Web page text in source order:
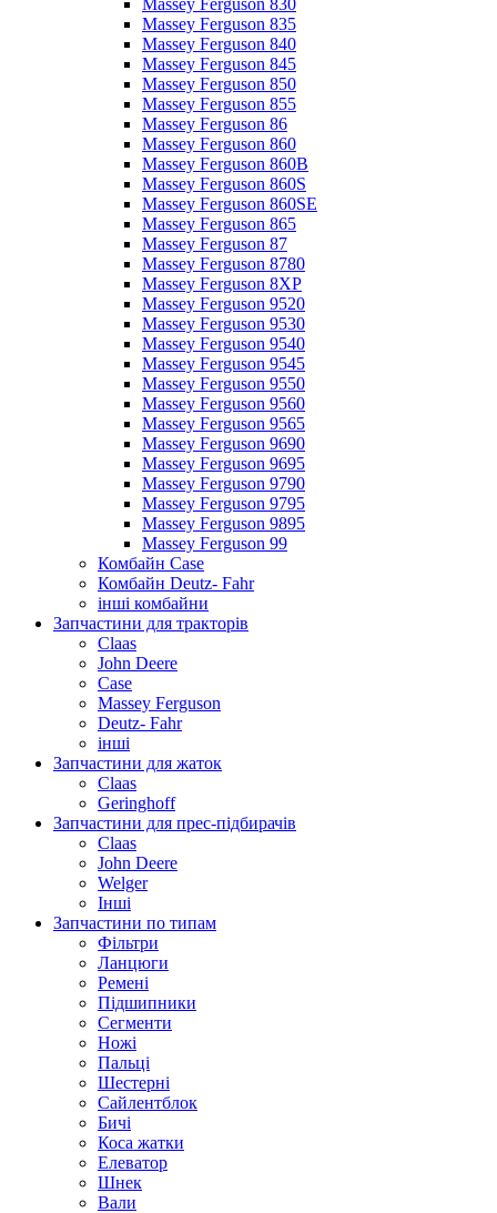
Massey Ferguson 830
Massey Ferguson 835
Massey Ferguson 840
Massey Ferguson 845
Massey Ferguson 850
Massey Ferguson 855
Massey Ferguson 86
Massey Ferguson 860
Massey Ferguson 860B
Massey Ferguson 860S
Massey Ferguson 860SE
Massey Ferguson 865
Massey Ferguson 87
Massey Ferguson 8780
Massey Ferguson 8XP
Massey Ferguson 9520
Massey Ferguson 9530
Massey Ferguson 9540
Massey Ferguson 9545
Massey Ferguson 9550
Massey Ferguson 9560
Massey Ferguson 9565
Massey Ferguson 9690
Massey Ferguson 9695
Massey Ferguson 9790
Massey Ferguson 9795
Massey Ferguson 9895
Massey Ferguson 99
Комбайн Case
Комбайн Deutz- Fahr
інші комбайни
Запчастини для тракторів
Claas
John Deere
Case
Massey Ferguson
Deutz- Fahr
інші
Запчастини для жаток
Claas
Geringhoff
Запчастини для прес-підбирачів
Claas
John Deere
Welger
Інші
Запчастини по типам
Фільтри
Ланцюги
Ремені
Підшипники
Сегменти
Ножі
Пальці
Шестерні
Сайлентблок
Бичі
Коса жатки
Елеватор
Шнек
Вали